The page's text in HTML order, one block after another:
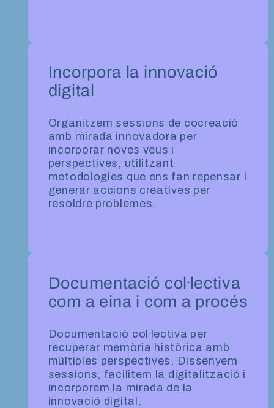
Incorpora la innovació
digital
Organitzem sessions de cocreació
amb mirada innovadora per
incorporar noves veus i
perspectives, utilitzant
metodologies que ens fan repensar i
generar accions creatives per
resoldre problemes.
Documentació col·lectiva
com a eina i com a procés
Documentació col·lectiva per
recuperar memòria històrica amb
múltiples perspectives. Dissenyem
sessions, facilitem la digitalització i
incorporem la mirada de la
innovació digital.